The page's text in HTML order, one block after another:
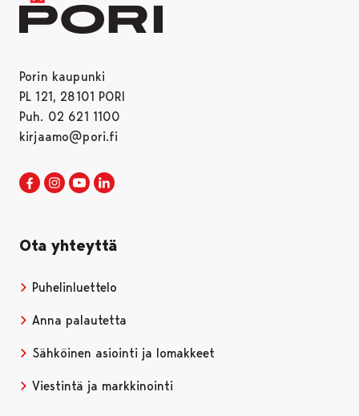
Porin kaupunki
PL 121, 28101 PORI
Puh. 02 621 1100
kirjaamo@pori.fi
Porin kaupunki Facebookissa
Avautuu uudessa välilehdessä
Porin kaupunki Instagramissa
Avautuu uudessa välilehdessä
Porin kaupunki Youtubessa
Avautuu uudessa välilehdessä
Ota yhteyttä
Puhelinluettelo
Anna palautetta
Sähköinen asiointi ja lomakkeet
Viestintä ja markkinointi